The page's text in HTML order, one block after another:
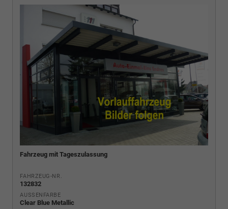
Fahrzeug mit Tageszulassung
FAHRZEUG-NR.
132832
AUSSENFARBE
Clear Blue Metallic